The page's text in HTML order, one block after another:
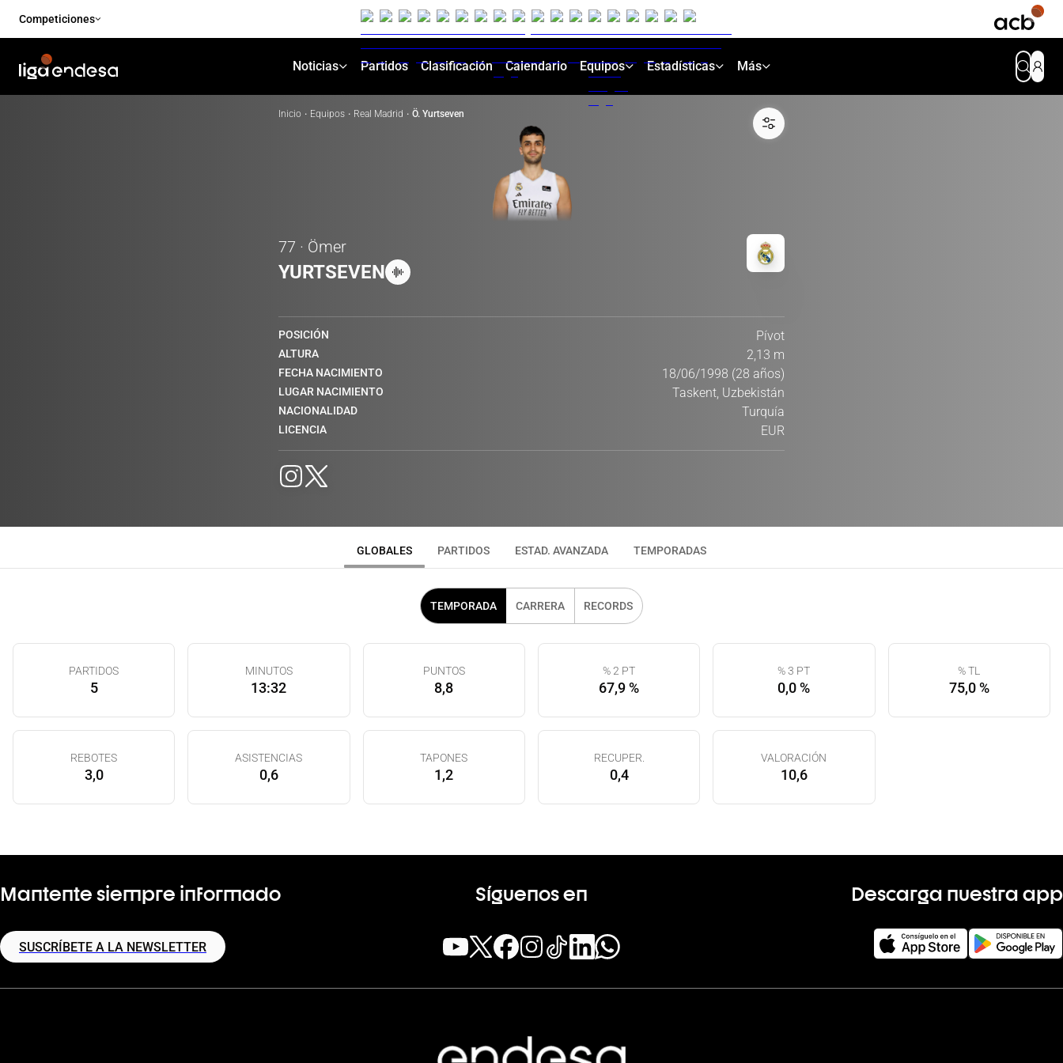
Competiciones
Noticias Partidos Clasificación Calendario Equipos Estadísticas Más
Inicio · Equipos · Real Madrid · Ö. Yurtseven
77 · Ömer
YURTSEVEN
POSICIÓN Pívot
ALTURA 2,13 m
FECHA NACIMIENTO 18/06/1998 (28 años)
LUGAR NACIMIENTO Taskent, Uzbekistán
NACIONALIDAD Turquía
LICENCIA EUR
GLOBALES PARTIDOS ESTAD. AVANZADA TEMPORADAS
TEMPORADA CARRERA RECORDS
PARTIDOS
5
MINUTOS
13:32
PUNTOS
8,8
% 2 PT
67,9 %
% 3 PT
0,0 %
% TL
75,0 %
REBOTES
3,0
ASISTENCIAS
0,6
TAPONES
1,2
RECUPER.
0,4
VALORACIÓN
10,6
Mantente siempre informado
SUSCRÍBETE A LA NEWSLETTER
Síguenos en Descarga nuestra app